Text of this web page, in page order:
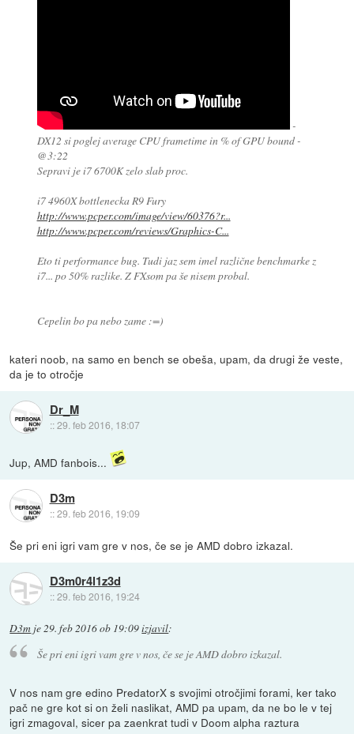
-
DX12 si poglej average CPU frametime in % of GPU bound -
@3:22
Sepravi je i7 6700K zelo slab proc.
i7 4960X bottlenecka R9 Fury
http://www.pcper.com/image/view/60376?r...
http://www.pcper.com/reviews/Graphics-C...
Eto ti performance bug. Tudi jaz sem imel različne benchmarke z
i7... po 50% razlike. Z FXsom pa še nisem probal.
Cepelin bo pa nebo zame :=)
kateri noob, na samo en bench se obeša, upam, da drugi že veste,
da je to otročje
Dr_M
::29. feb 2016, 18:07
Jup, AMD fanbois...
D3m
::29. feb 2016, 19:09
Še pri eni igri vam gre v nos, če se je AMD dobro izkazal.
D3m0r4l1z3d
::29. feb 2016, 19:24
D3m je29. feb 2016 ob 19:09izjavil:
Še pri eni igri vam gre v nos, če se je AMD dobro izkazal.
V nos nam gre edino PredatorX s svojimi otročjimi forami, ker tako
pač ne gre kot si on želi naslikat, AMD pa upam, da ne bo le v tej
igri zmagoval, sicer pa zaenkrat tudi v Doom alpha raztura